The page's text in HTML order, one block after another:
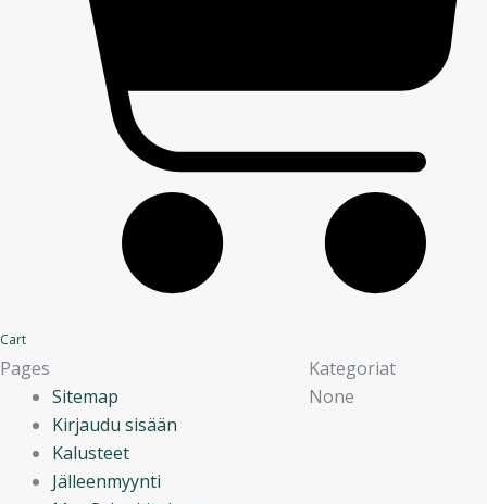
Cart
Pages
Sitemap
Kirjaudu sisään
Kalusteet
Jälleenmyynti
Kategoriat
None